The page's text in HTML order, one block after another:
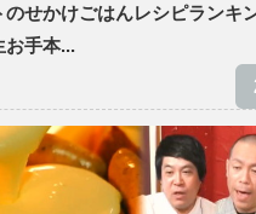
のせかけごはんレシピランキ
お手本...